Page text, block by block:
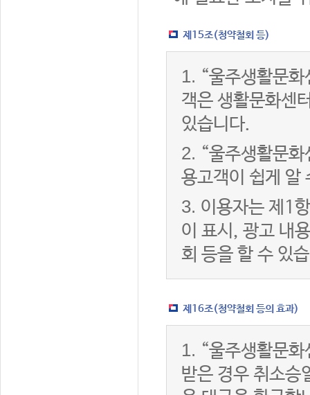
제15조(청약철회 등)
1. “울주생활문
객은 생활문화센
있습니다.
2. “울주생활문
용고객이 쉽게 알
3. 이용자는 제1
이 표시, 광고 내
회 등을 할 수 있
제16조(청약철회 등의 효과)
1. “울주생활문
받은 경우 취소승